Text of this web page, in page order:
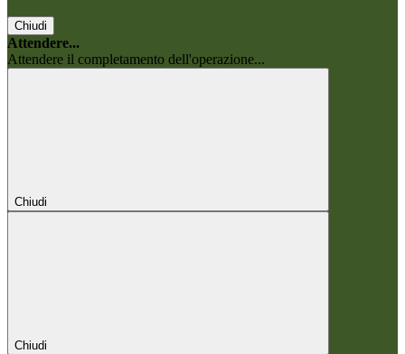
Chiudi
Attendere...
Attendere il completamento dell'operazione...
Chiudi
Chiudi